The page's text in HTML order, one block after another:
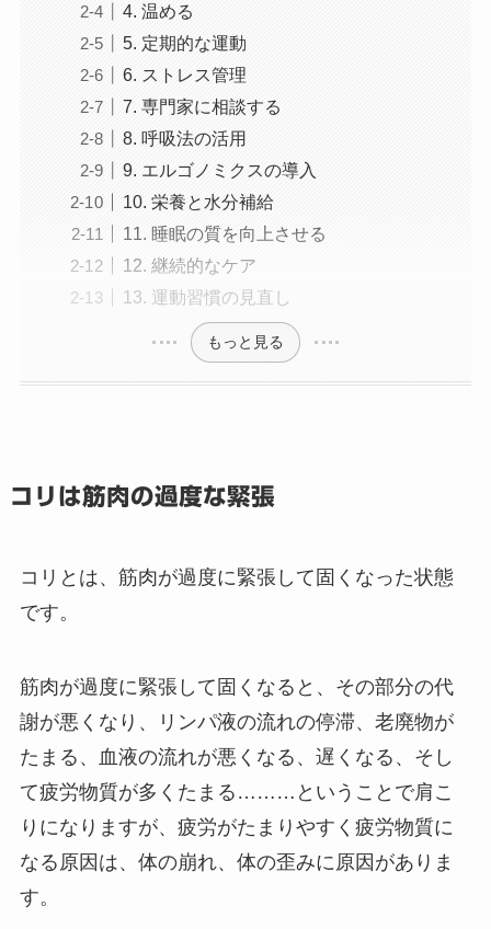
4. 温める
5. 定期的な運動
6. ストレス管理
7. 専門家に相談する
8. 呼吸法の活用
9. エルゴノミクスの導入
10. 栄養と水分補給
11. 睡眠の質を向上させる
12. 継続的なケア
13. 運動習慣の見直し
もっと見る
コリは筋肉の過度な緊張
コリとは、筋肉が過度に緊張して固くなった状態
です。
筋肉が過度に緊張して固くなると、その部分の代
謝が悪くなり、リンパ液の流れの停滞、老廃物が
たまる、血液の流れが悪くなる、遅くなる、そし
て疲労物質が多くたまる………ということで肩こ
りになりますが、疲労がたまりやすく疲労物質に
なる原因は、体の崩れ、体の歪みに原因がありま
す。